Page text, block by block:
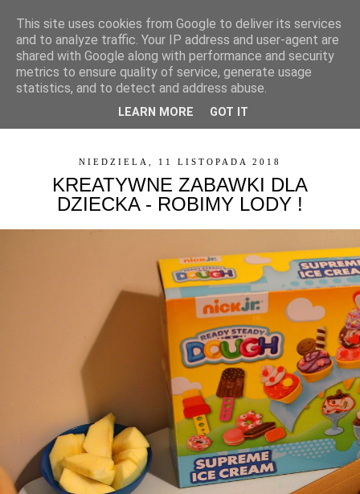
▼
NIEDZIELA, 11 LISTOPADA 2018
KREATYWNE ZABAWKI DLA
DZIECKA - ROBIMY LODY !
This site uses cookies from Google to deliver its services
and to analyze traffic. Your IP address and user-agent are
shared with Google along with performance and security
metrics to ensure quality of service, generate usage
statistics, and to detect and address abuse.
LEARN MORE GOT IT